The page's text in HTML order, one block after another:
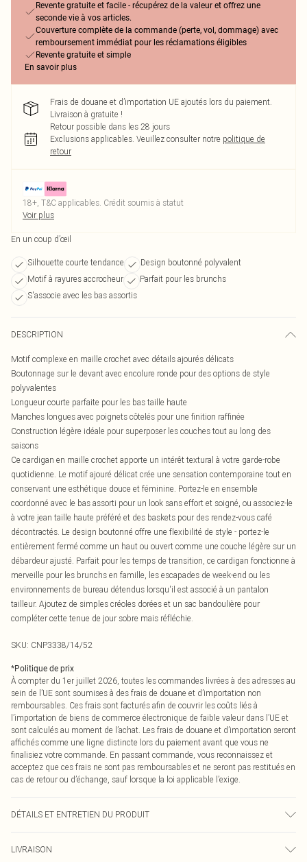
Revente gratuite et facile - récupérez de la valeur et offrez une
seconde vie à vos articles.
Couverture complète de la commande (perte, vol, dommage) avec
remboursement immédiat pour les réclamations éligibles
Revente gratuite et simple
En savoir plus
Frais de douane et d’importation UE ajoutés lors du paiement.
Livraison à gratuite !
Retour possible dans les 28 jours
Exclusions applicables. Veuillez consulter notre politique de
retour
18+, T&C applicables. Crédit soumis à statut
Voir plus
En un coup d’œil
Silhouette courte tendance
Design boutonné polyvalent
Motif à rayures accrocheur
Parfait pour les brunchs
S'associe avec les bas assortis
DESCRIPTION
Motif complexe en maille crochet avec détails ajourés délicats
Boutonnage sur le devant avec encolure ronde pour des options de style
polyvalentes
Longueur courte parfaite pour les bas taille haute
Manches longues avec poignets côtelés pour une finition raffinée
Construction légère idéale pour superposer les couches tout au long des
saisons
Ce cardigan en maille crochet apporte un intérêt textural à votre garde-robe
quotidienne. Le motif ajouré délicat crée une sensation contemporaine tout en
conservant une esthétique douce et féminine. Portez-le en ensemble
coordonné avec le bas assorti pour un look sans effort et soigné, ou associez-le
à votre jean taille haute préféré et des baskets pour des rendez-vous café
décontractés. Le design boutonné offre une flexibilité de style - portez-le
entièrement fermé comme un haut ou ouvert comme une couche légère sur un
débardeur ajusté. Parfait pour les temps de transition, ce cardigan fonctionne à
merveille pour les brunchs en famille, les escapades de week-end ou les
environnements de bureau détendus lorsqu'il est associé à un pantalon
tailleur. Ajoutez de simples créoles dorées et un sac bandoulière pour
compléter cette tenue de jour sobre mais réfléchie.
SKU: CNP3338/14/52
*Politique de prix
À compter du 1er juillet 2026, toutes les commandes livrées à des adresses au
sein de l’UE sont soumises à des frais de douane et d’importation non
remboursables. Ces frais sont facturés afin de couvrir les coûts liés à
l’importation de biens de commerce électronique de faible valeur dans l’UE et
sont calculés au moment de l’achat. Les frais de douane et d’importation seront
affichés comme une ligne distincte lors du paiement avant que vous ne
finalisiez votre commande. En passant commande, vous reconnaissez et
acceptez que ces frais ne sont pas remboursables et ne seront pas restitués en
cas de retour ou d’échange, sauf lorsque la loi applicable l’exige.
DÉTAILS ET ENTRETIEN DU PRODUIT
peut déteindre.
LIVRAISON